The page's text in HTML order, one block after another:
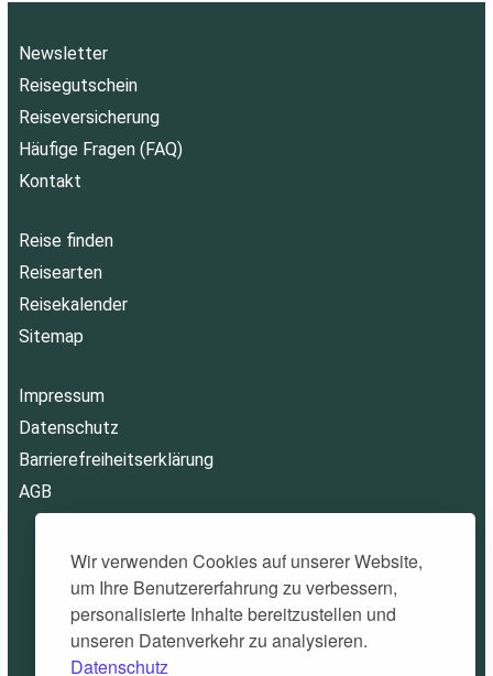
Wir verwenden Cookies auf unserer Website,
um Ihre Benutzererfahrung zu verbessern,
personalisierte Inhalte bereitzustellen und
unseren Datenverkehr zu analysieren.
Datenschutz
Newsletter
Reisegutschein
Reiseversicherung
Häufige Fragen (FAQ)
Kontakt
Reise finden
Reisearten
Reisekalender
Sitemap
Impressum
Datenschutz
Barrierefreiheitserklärung
AGB